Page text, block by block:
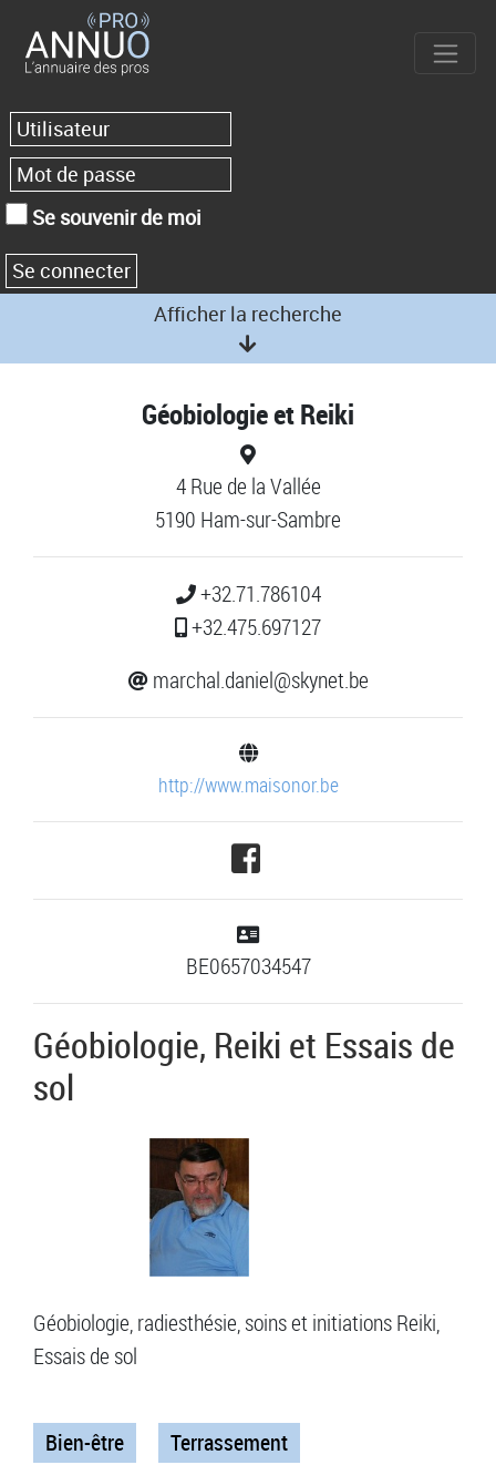
Se souvenir de moi
Afficher la recherche
Géobiologie et Reiki
4 Rue de la Vallée
5190 Ham-sur-Sambre
+32.71.786104
+32.475.697127
marchal.daniel@skynet.be
http://www.maisonor.be
BE0657034547
Géobiologie, Reiki et Essais de
sol
Géobiologie, radiesthésie, soins et initiations Reiki,
Essais de sol
Bien-être Terrassement